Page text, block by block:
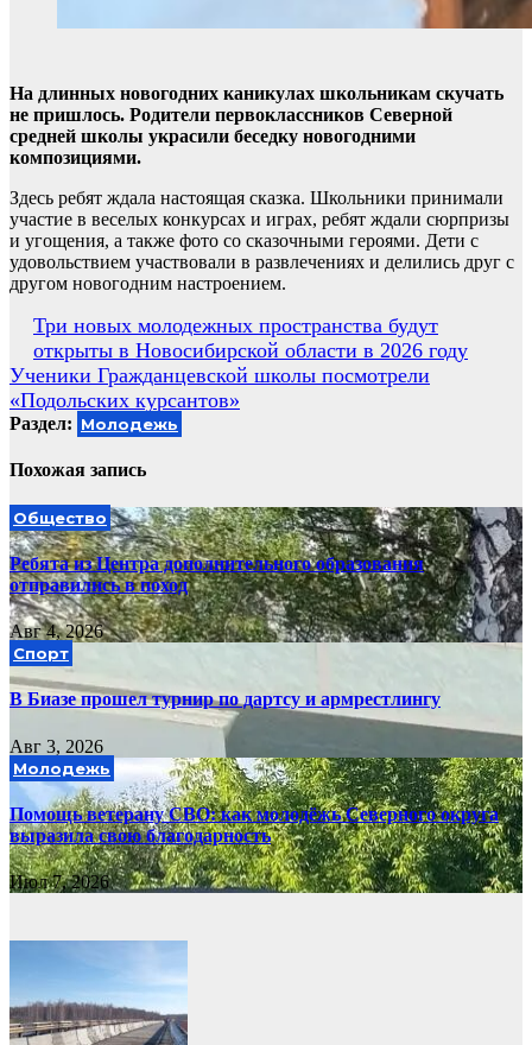
На длинных новогодних каникулах школьникам скучать
не пришлось. Родители первоклассников Северной
средней школы украсили беседку новогодними
композициями.
Здесь ребят ждала настоящая сказка. Школьники принимали
участие в веселых конкурсах и играх, ребят ждали сюрпризы
и угощения, а также фото со сказочными героями. Дети с
удовольствием участвовали в развлечениях и делились друг с
другом новогодним настроением.
Навигация
по
записям
Три новых молодежных пространства будут
открыты в Новосибирской области в 2026 году
Ученики Гражданцевской школы посмотрели
«Подольских курсантов»
Раздел: Молодежь
Похожая запись
Общество
Ребята из Центра дополнительного образования
отправились в поход
Авг 4, 2026
Спорт
В Биазе прошел турнир по дартсу и армрестлингу
Авг 3, 2026
Молодежь
Помощь ветерану СВО: как молодёжь Северного округа
выразила свою благодарность
Июл 7, 2026